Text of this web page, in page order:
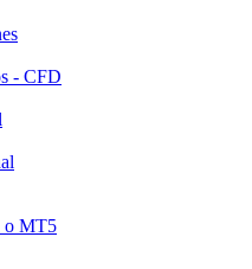
- CFD
o MT5